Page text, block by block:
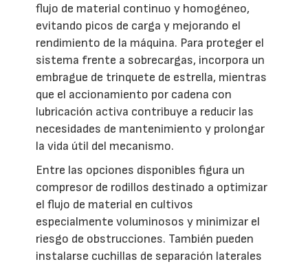
flujo de material continuo y homogéneo,
evitando picos de carga y mejorando el
rendimiento de la máquina. Para proteger el
sistema frente a sobrecargas, incorpora un
embrague de trinquete de estrella, mientras
que el accionamiento por cadena con
lubricación activa contribuye a reducir las
necesidades de mantenimiento y prolongar
la vida útil del mecanismo.
Entre las opciones disponibles figura un
compresor de rodillos destinado a optimizar
el flujo de material en cultivos
especialmente voluminosos y minimizar el
riesgo de obstrucciones. También pueden
instalarse cuchillas de separación laterales